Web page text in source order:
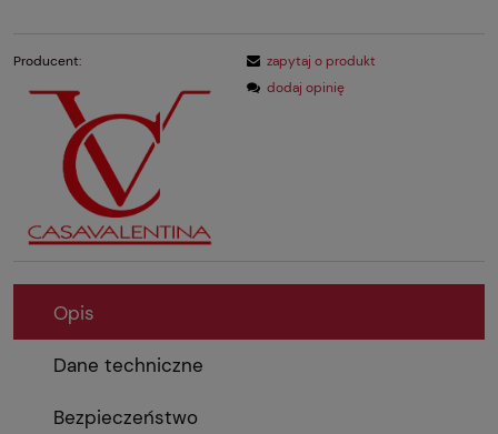
Producent:
zapytaj o produkt
dodaj opinię
Opis
Dane techniczne
Bezpieczeństwo